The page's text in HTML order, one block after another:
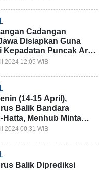
Cadangan
Disiapkan Guna
Kepadatan Puncak Arus
2024 12:05 WIB
(14-15 April),
Balik Bandara
Hatta, Menhub Minta
Bagasi
2024 00:31 WIB
Balik Diprediksi